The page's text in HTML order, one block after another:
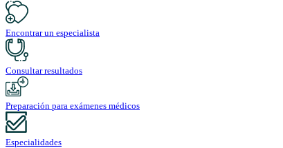
Encontrar un especialista
Consultar resultados
Preparación para exámenes médicos
Especialidades